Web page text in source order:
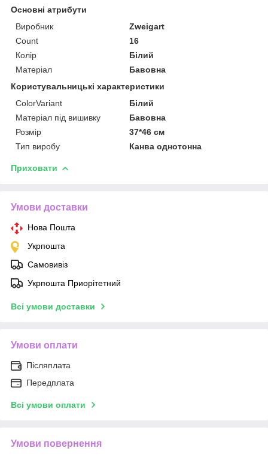
Основні атрибути
Виробник
Zweigart
Count
16
Колір
Білий
Матеріал
Бавовна
Користувальницькі характеристики
ColorVariant
Білий
Матеріал під вишивку
Бавовна
Розмір
37*46 см
Тип виробу
Канва однотонна
Приховати
Умови доставки
Нова Пошта
Укрпошта
Самовивіз
Укрпошта Приорітетний
Всі умови доставки
Умови оплати
Післяплата
Передплата
Всі умови оплати
Умови повернення